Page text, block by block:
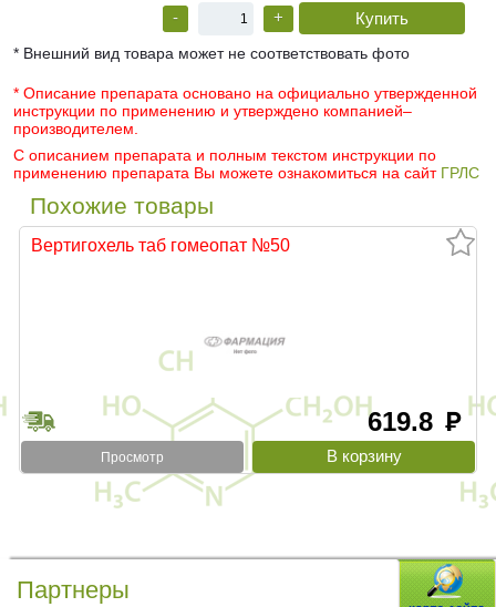
- +
* Внешний вид товара может не соответствовать фото
* Описание препарата основано на официально утвержденной
инструкции по применению и утверждено компанией–
производителем.
С описанием препарата и полным текстом инструкции по
применению препарата Вы можете ознакомиться на сайт ГРЛС
Похожие товары
Вертигохель таб гомеопат №50
619.8 руб
Просмотр
Партнеры